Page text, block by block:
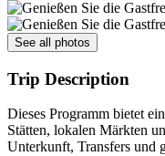
See all photos
Trip Description
Dieses Programm bietet
Stätten, lokalen Märkten
Unterkunft, Transfers und